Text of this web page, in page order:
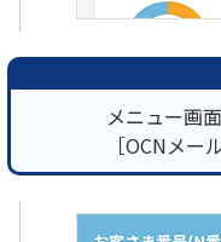
メニュー画
［OCNメー